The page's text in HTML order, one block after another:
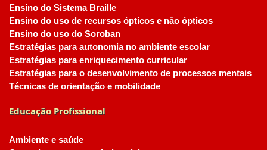
Ensino do Sistema Braille
Ensino do uso de recursos ópticos e não ópticos
Ensino do uso do Soroban
Estratégias para autonomia no ambiente escolar
Estratégias para enriquecimento curricular
Estratégias para o desenvolvimento de processos mentais
Técnicas de orientação e mobilidade
Educação Profissional
Ambiente e saúde